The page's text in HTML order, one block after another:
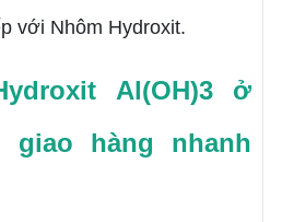
với Nhôm Hydroxit.
Al(OH)3 ở
hàng nhanh